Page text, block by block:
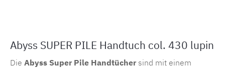
Abyss SUPER PILE Handtuch col. 430 lupin
Die Abyss Super Pile Handtücher sind mit einem